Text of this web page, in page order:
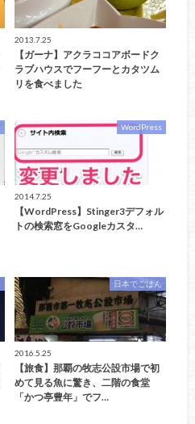
2013.7.25
【ガーナ】アクラココアボードク
ラブハウスでフーフーとカタツム
リを食べました
WordPress
2014.7.25
【WordPress】Stinger3デフォル
トの検索窓をGoogleカスタ…
日本でごはん
2016.5.25
【旅食】那覇の牧志公設市場で初
めて見る魚に驚き、二階の食堂
「かつ亭豊年」でフ…